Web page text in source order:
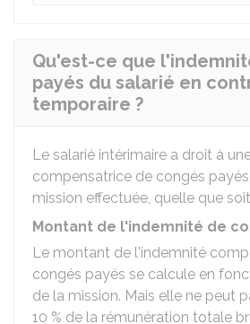
Qu'est-ce que
payés du salarié en
temporaire ?
Le salarié intérimaire a droit à
compensatrice de congés
mission effectuée, quelle que
Montant de l'indemnité de
Le montant de l'indemnité
congés payés se calcule en
de la mission. Mais elle ne peut
10 % de la rémunération totale